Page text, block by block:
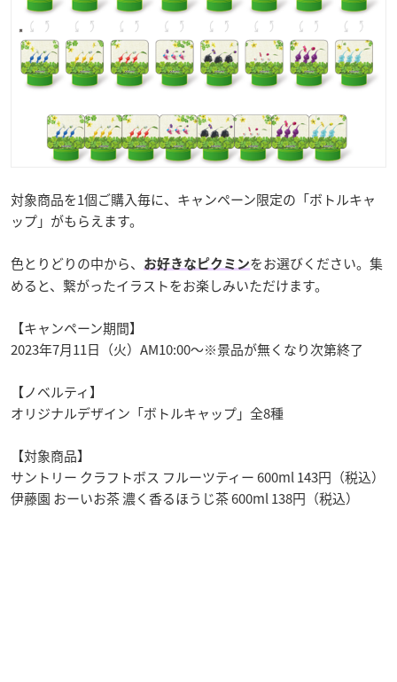
対象商品を1個ご購入毎に、キャンペーン限定の「ボトルキャ
ップ」がもらえます。
色とりどりの中から、 お好きなピクミンをお選びください。集
めると、繋がったイラストをお楽しみいただけます。
【キャンペーン期間】
2023年7月11日（火）AM10:00～※景品が無くなり次第終了
【ノベルティ】
オリジナルデザイン「ボトルキャップ」全8種
【対象商品】
サントリー クラフトボス フルーツティー 600ml 143円（税込）
伊藤園 おーいお茶 濃く香るほうじ茶 600ml 138円（税込）